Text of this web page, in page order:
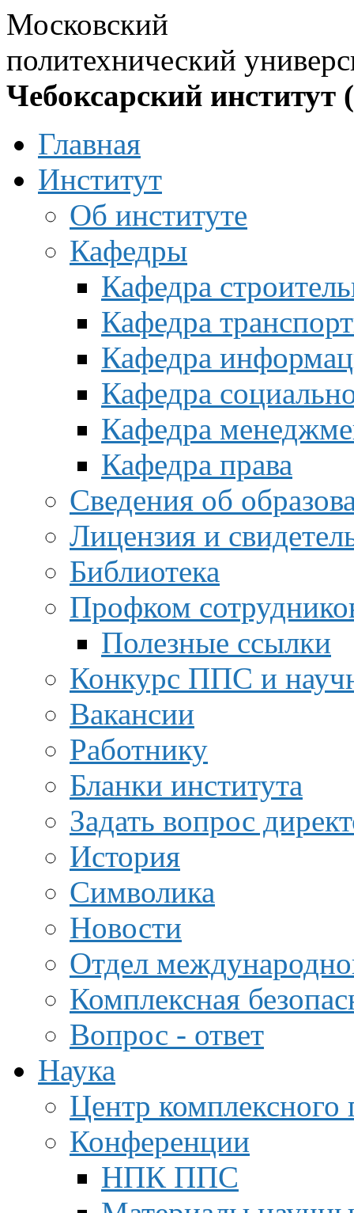
Московский
политехнический
Чебоксарский институт
Главная
Институт
Об институте
Кафедры
Кафедра
Кафедра
Кафедра
Кафедра
Кафедра
Кафедра права
Сведения об
Лицензия и
Библиотека
Профком
Полезные ссылки
Конкурс ППС и
Вакансии
Работнику
Бланки института
Задать вопрос
История
Символика
Новости
Отдел
Комплексная
Вопрос - ответ
Наука
Центр
Конференции
НПК ППС